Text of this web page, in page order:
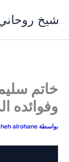
المحتوى
شيخ
خاتم
وفوائده
بواسطة alrohane